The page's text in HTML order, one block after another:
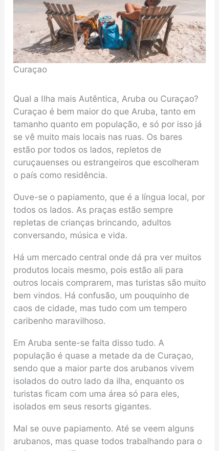
Curaçao
Qual a Ilha mais Autêntica, Aruba ou Curaçao?
Curaçao é bem maior do que Aruba, tanto em
tamanho quanto em população, e só por isso já
se vê muito mais locais nas ruas. Os bares
estão por todos os lados, repletos de
curuçauenses ou estrangeiros que escolheram
o país como residência.
Ouve-se o papiamento, que é a língua local, por
todos os lados. As praças estão sempre
repletas de crianças brincando, adultos
conversando, música e vida.
Há um mercado central onde dá pra ver muitos
produtos locais mesmo, pois estão ali para
outros locais comprarem, mas turistas são muito
bem vindos. Há confusão, um pouquinho de
caos de cidade, mas tudo com um tempero
caribenho maravilhoso.
Em Aruba sente-se falta disso tudo. A
população é quase a metade da de Curaçao,
sendo que a maior parte dos arubanos vivem
isolados do outro lado da ilha, enquanto os
turistas ficam com uma área só para eles,
isolados em seus resorts gigantes.
Mal se ouve papiamento. Até se veem alguns
arubanos, mas quase todos trabalhando para o